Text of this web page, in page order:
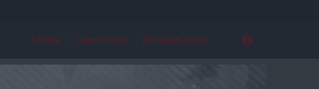
Főoldal Regisztráció Elfelejtett jelszó